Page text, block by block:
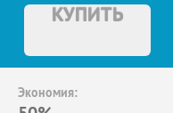
КУПИТЬ
Экономия: